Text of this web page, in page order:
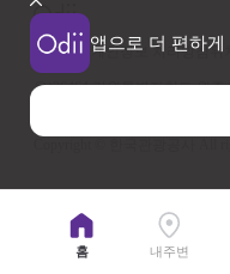
앱으로 더 편하
이용약관 개인정보 처리방침위
우)26464 강원특별자치도 원주
사업자등록번호 202-81-50707
홈 내주변